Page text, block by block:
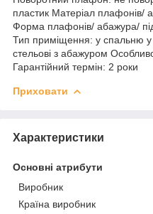
Приховати
Характеристики
Основні атрибути
Виробник
Країна виробник